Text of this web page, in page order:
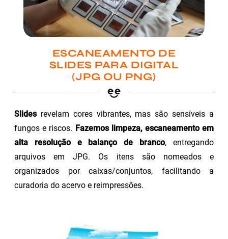
ESCANEAMENTO DE
SLIDES PARA DIGITAL
(JPG OU PNG)
Slidesrevelam cores vibrantes, mas são sensíveis a
fungos e riscos. Fazemos limpeza, escaneamento em
alta resolução e balanço de branco, entregando
arquivos em JPG. Os itens são nomeados e
organizados por caixas/conjuntos, facilitando a
curadoria do acervo e reimpressões.